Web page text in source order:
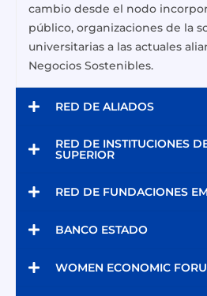
cambio desde el nodo
público, organizaciones de la
universitarias a las actuales
Negocios Sostenibles.
RED DE ALIADOS
RED DE INSTITUCIONES
SUPERIOR
RED DE FUNDACIONES
BANCO ESTADO
WOMEN ECONOMIC